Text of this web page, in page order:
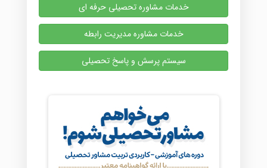
خدمات مشاوره تحصیلی حرفه ای
خدمات مشاوره مدیریت رابطه
سیستم پرسش و پاسخ تحصیلی